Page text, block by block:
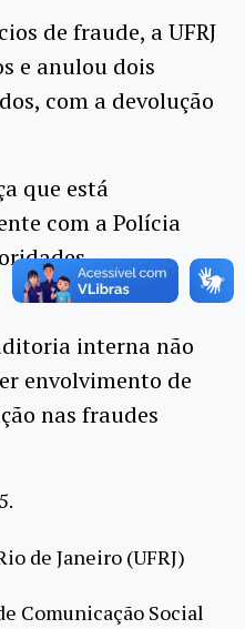
de fraude, a UFRJ
e anulou dois
com a devolução
que está
com a Polícia
interna não
envolvimento de
nas fraudes
de Janeiro (UFRJ)
Comunicação Social